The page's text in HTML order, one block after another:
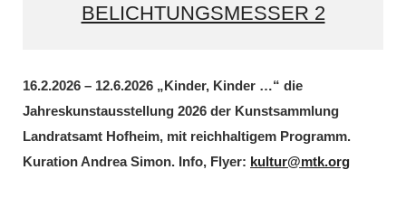
BELICHTUNGSMESSER 2
16.2.2026 – 12.6.2026 „Kinder, Kinder …“ die
Jahreskunstausstellung 2026 der Kunstsammlung
Landratsamt Hofheim, mit reichhaltigem Programm.
Kuration Andrea Simon. Info, Flyer: kultur@mtk.org